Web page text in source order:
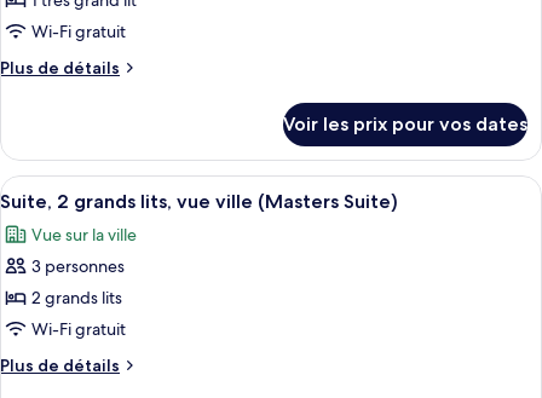
Suite,
2
Queen
ville
(Grand
Masters
Beds)
type
chambre :
très
grand
lit,
vue
ville
Wi-Fi gratuit
Plus de détails
Plus
le
type
de
Suite,
grand
lit,
ville
Voir les prix pour vos dates
Afficher
toutes
les
photos
pour
ce
type
de
Une chambre d’hôtel moderne avec
2
Suite, 2 grands lits, vue ville (Masters Suite)
Vue sur la ville
3 personnes
2 grands lits
Wi-Fi gratuit
Plus de détails
Plus